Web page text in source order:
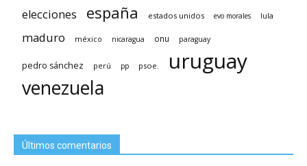
elecciones españa estados unidos evo morales lula
maduro méxico nicaragua onu paraguay
pedro sánchez perú pp psoe. uruguay
venezuela
Últimos comentarios